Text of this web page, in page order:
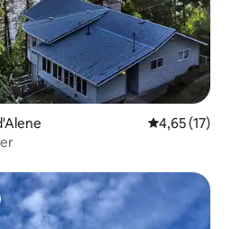
Gemiddelde
4,65 (17)